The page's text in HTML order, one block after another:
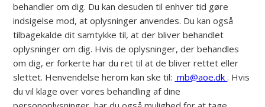
behandler om dig. Du kan desuden til enhver tid gøre
indsigelse mod, at oplysninger anvendes. Du kan også
tilbagekalde dit samtykke til, at der bliver behandlet
oplysninger om dig. Hvis de oplysninger, der behandles
om dig, er forkerte har du ret til at de bliver rettet eller
slettet. Henvendelse herom kan ske til: mb@aoe.dk. Hvis
du vil klage over vores behandling af dine